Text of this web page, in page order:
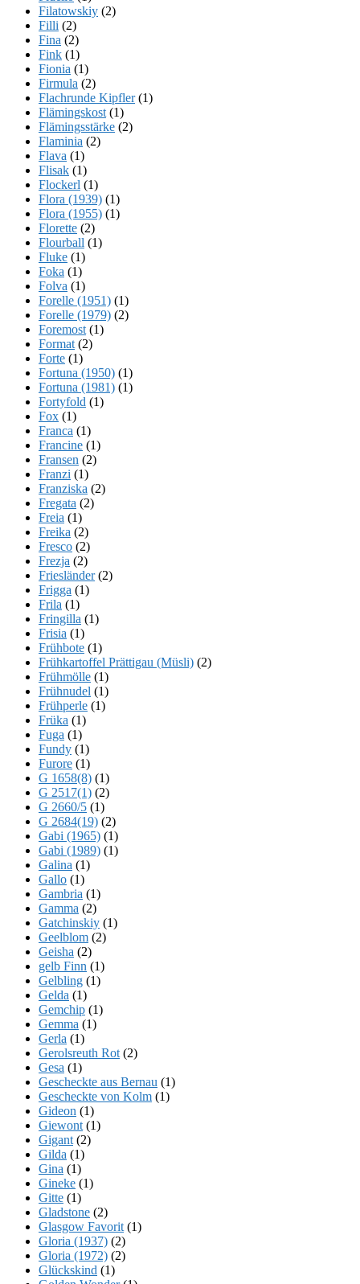
Filatowskiy (2)
Filli (2)
Fina (2)
Fink (1)
Fionia (1)
Firmula (2)
Flachrunde Kipfler(1)
Flämingskost (1)
Flämingsstärke (2)
Flaminia (2)
Flava (1)
Flisak (1)
Flockerl (1)
Flora (1939) (1)
Flora (1955) (1)
Florette (2)
Flourball (1)
Fluke (1)
Foka (1)
Folva (1)
Forelle (1951) (1)
Forelle (1979) (2)
Foremost (1)
Format (2)
Forte (1)
Fortuna (1950) (1)
Fortuna (1981) (1)
Fortyfold (1)
Fox (1)
Franca (1)
Francine (1)
Fransen (2)
Franzi (1)
Franziska (2)
Fregata (2)
Freia (1)
Freika (2)
Fresco (2)
Frezja (2)
Friesländer(2)
Frigga (1)
Frila (1)
Fringilla (1)
Frisia (1)
Frühbote (1)
Frühkartoffel Prättigau (Müsli) (2)
Frühmölle (1)
Frühnudel (1)
Frühperle (1)
Früka (1)
Fuga (1)
Fundy (1)
Furore (1)
G 1658(8) (1)
G 2517(1) (2)
G 2660/5 (1)
G 2684(19) (2)
Gabi (1965) (1)
Gabi (1989) (1)
Galina (1)
Gallo (1)
Gambria (1)
Gamma (2)
Gatchinskiy (1)
Geelblom (2)
Geisha (2)
gelb Finn (1)
Gelbling (1)
Gelda (1)
Gemchip (1)
Gemma (1)
Gerla (1)
Gerolsreuth Rot (2)
Gesa (1)
Gescheckte aus Bernau (1)
Gescheckte von Kolm (1)
Gideon (1)
Giewont (1)
Gigant (2)
Gilda (1)
Gina (1)
Gineke (1)
Gitte (1)
Gladstone (2)
Glasgow Favorit (1)
Gloria (1937) (2)
Gloria (1972) (2)
Glückskind (1)